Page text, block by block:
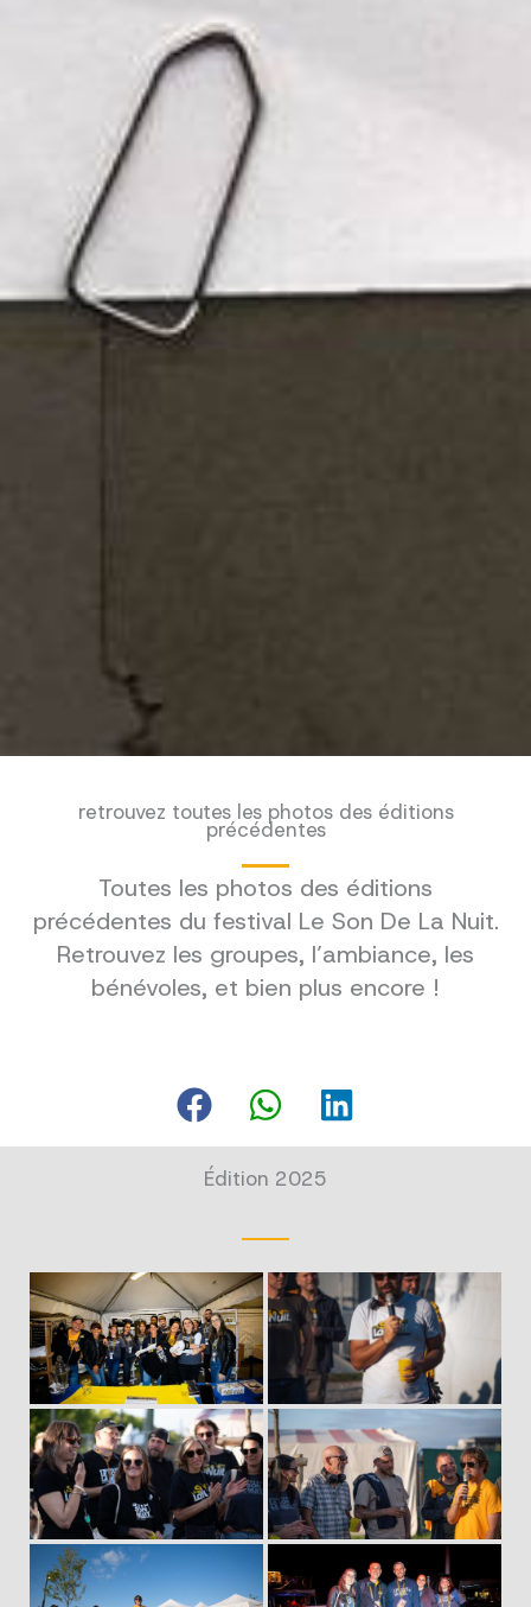
retrouvez toutes les photos des éditions
précédentes
Toutes les photos des éditions
précédentes du festival Le Son De La Nuit.
Retrouvez les groupes, l’ambiance, les
bénévoles, et bien plus encore !
Édition 2025